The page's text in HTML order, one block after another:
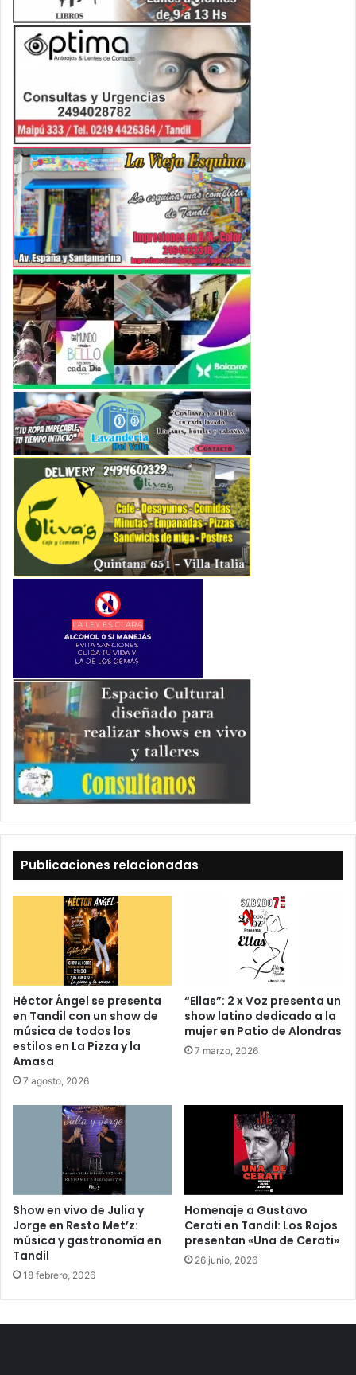
Publicaciones relacionadas
Héctor Ángel se presenta
en Tandil con un show de
música de todos los
estilos en La Pizza y la
Amasa
7 agosto, 2026
“Ellas”: 2 x Voz presenta un
show latino dedicado a la
mujer en Patio de Alondras
7 marzo, 2026
Show en vivo de Julia y
Jorge en Resto Met’z:
música y gastronomía en
Tandil
18 febrero, 2026
Homenaje a Gustavo
Cerati en Tandil: Los Rojos
presentan «Una de Cerati»
26 junio, 2026